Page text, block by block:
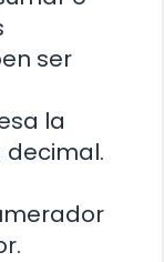
ser
la
decimal.